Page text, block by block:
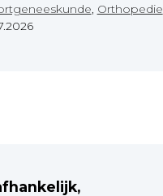
Orthopedie